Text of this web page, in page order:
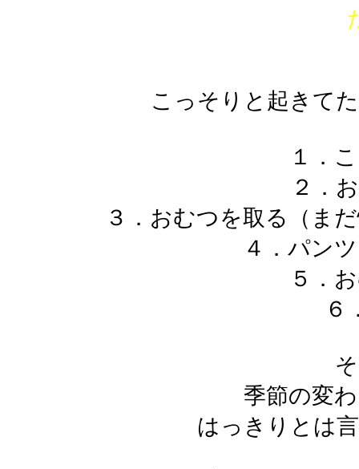
こっそりと起きて
１．
２．
３．おむつを取る（ま
４．パン
５．
６
季節の変
はっきりとは